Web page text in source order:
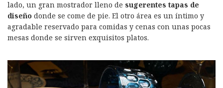
o
k
I
n
p ir
lado, un gran mostrador lleno de sugerentes tapas de
diseño donde se come de pie. El otro área es un íntimo y
agradable reservado para comidas y cenas con unas pocas
mesas donde se sirven exquisitos platos.